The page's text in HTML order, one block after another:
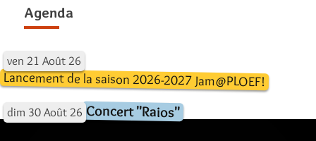
Agenda
ven 21 Août 26
Lancement de la saison 2026-2027 Jam@PLOEF!
dim 30 Août 26 Concert "Raios"